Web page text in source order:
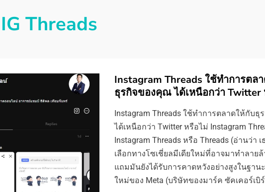
IG Threads
Instagram Threads ใช้ทำการตล
ธุรกิจของคุณ ได้เหนือกว่า Twitter
Instagram Threads ใช้ทำการตลาดให้กับ
ได้เหนือกว่า Twitter หรือไม่ Instagram
Instagram Threads หรือ Threads (อ่านว่า เ
เลือกทางโซเชี่ยลมีเดียใหม่ที่อาจมาทำลายล้
แถมมันยังได้รับการคาดหวังอย่างสูงในฐา
ใหม่ของ Meta (บริษัทของมาร์ค ซัคเคอร์เบิ